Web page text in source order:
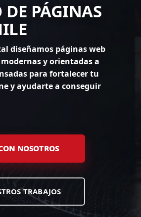
DE PÁGINAS
diseñamos páginas web
y orientadas a
para fortalecer tu
y ayudarte a conseguir
NOSOTROS
TRABAJOS